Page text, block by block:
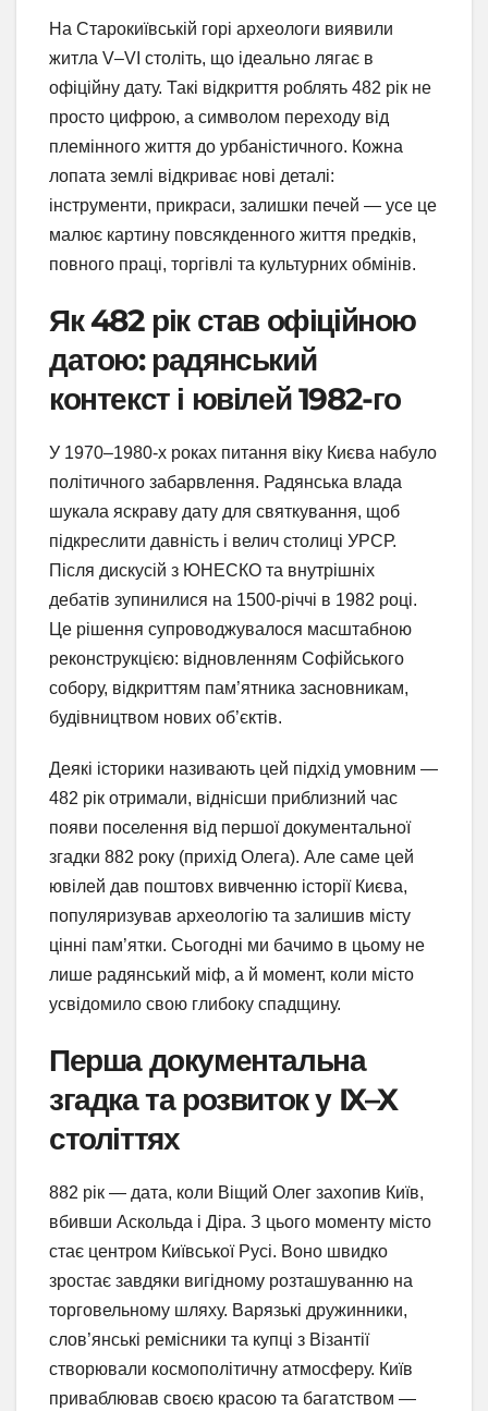
На Старокиївській горі археологи виявили
житла V–VI століть, що ідеально лягає в
офіційну дату. Такі відкриття роблять 482 рік не
просто цифрою, а символом переходу від
племінного життя до урбаністичного. Кожна
лопата землі відкриває нові деталі:
інструменти, прикраси, залишки печей — усе це
малює картину повсякденного життя предків,
повного праці, торгівлі та культурних обмінів.
Як 482 рік став офіційною
датою: радянський
контекст і ювілей 1982-го
У 1970–1980-х роках питання віку Києва набуло
політичного забарвлення. Радянська влада
шукала яскраву дату для святкування, щоб
підкреслити давність і велич столиці УРСР.
Після дискусій з ЮНЕСКО та внутрішніх
дебатів зупинилися на 1500-річчі в 1982 році.
Це рішення супроводжувалося масштабною
реконструкцією: відновленням Софійського
собору, відкриттям пам’ятника засновникам,
будівництвом нових об’єктів.
Деякі історики називають цей підхід умовним —
482 рік отримали, віднісши приблизний час
появи поселення від першої документальної
згадки 882 року (прихід Олега). Але саме цей
ювілей дав поштовх вивченню історії Києва,
популяризував археологію та залишив місту
цінні пам’ятки. Сьогодні ми бачимо в цьому не
лише радянський міф, а й момент, коли місто
усвідомило свою глибоку спадщину.
Перша документальна
згадка та розвиток у IX–X
століттях
882 рік — дата, коли Віщий Олег захопив Київ,
вбивши Аскольда і Діра. З цього моменту місто
стає центром Київської Русі. Воно швидко
зростає завдяки вигідному розташуванню на
торговельному шляху. Варязькі дружинники,
слов’янські ремісники та купці з Візантії
створювали космополітичну атмосферу. Київ
приваблював своєю красою та багатством —